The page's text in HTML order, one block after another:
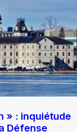
» : inquiétude
Défense